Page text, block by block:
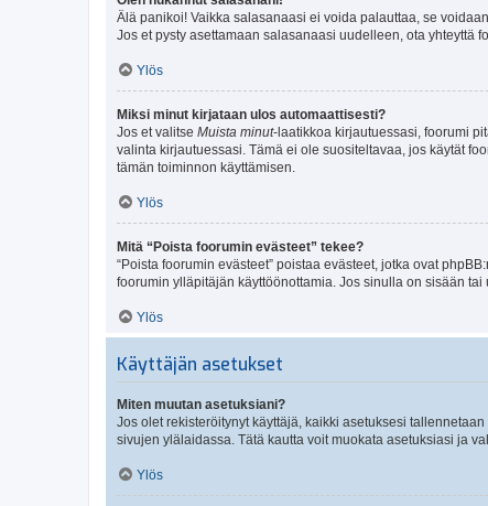
Älä panikoi! Vaikka salasanaasi ei voida palauttaa, se
Jos et pysty asettamaan salasanaasi uudelleen, ota yhteyttä
Ylös
Miksi minut kirjataan ulos automaattisesti?
Jos et valitse Muista minut-laatikkoa kirjautuessasi, foorumi
valinta kirjautuessasi. Tämä ei ole suositeltavaa, jos käytät
tämän toiminnon käyttämisen.
Ylös
Mitä “Poista foorumin evästeet” tekee?
“Poista foorumin evästeet” poistaa evästeet, jotka ovat
foorumin ylläpitäjän käyttöönottamia. Jos sinulla on sisään
Ylös
Käyttäjän asetukset
Miten muutan asetuksiani?
Jos olet rekisteröitynyt käyttäjä, kaikki asetuksesi
sivujen ylälaidassa. Tätä kautta voit muokata asetuksiasi ja
Ylös